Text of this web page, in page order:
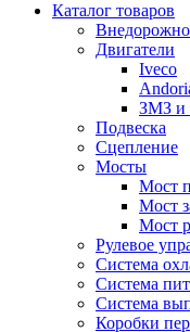
Каталог товаров
Двигатели
Iveco
ЗМЗ
Подвеска
Сцепление
Мосты
Мост
Мост
Мост
Рулевое
Система
Система
Система
Коробки